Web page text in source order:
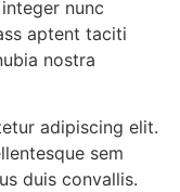
nunc
aptent taciti
nostra
adipiscing elit.
sem
duis convallis.